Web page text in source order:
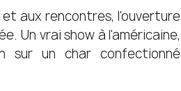
aux rencontres, l'ouverture
Un vrai show à l'américaine,
sur un char confectionné